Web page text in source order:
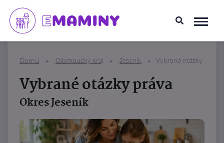
Domů Olomoucký kraj Jeseník Vybrané otázky práva
Vybrané otázky práva
Okres Jeseník